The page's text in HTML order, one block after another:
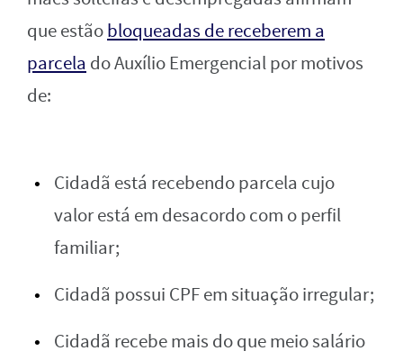
que estãobloqueadas de receberem a
parcela do Auxílio Emergencial por motivos
de:
Cidadã está recebendo parcela cujo
valor está em desacordo com o perfil
familiar;
Cidadã possui CPF em situação irregular;
Cidadã recebe mais do que meio salário